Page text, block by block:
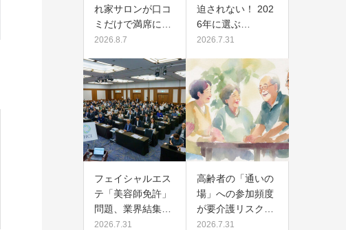
れ家サロンが口コ
ミだけで満席に…
2026.8.7
迫されない！ 202
6年に選ぶ…
2026.7.31
フェイシャルエス
テ「美容師免許」
問題、業界結集…
2026.7.31
高齢者の「通いの
場」への参加頻度
が要介護リスク…
2026.7.31